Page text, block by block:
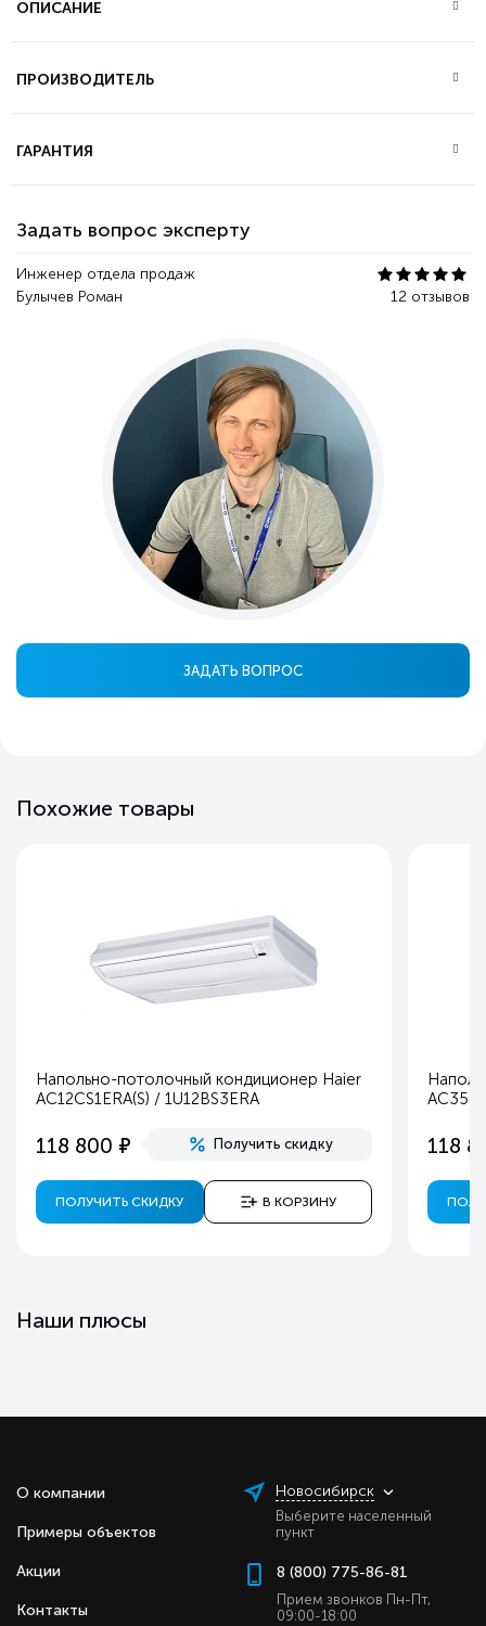
Задать вопрос эксперту
Инженер отдела продаж
Булычев Роман
12 отзывов
ЗАДАТЬ ВОПРОС
ОПИСАНИЕ
ПРОИЗВОДИТЕЛЬ
ГАРАНТИЯ
Похожие товары
Напольно-потолочный кондиционер Haier
AC12CS1ERA(S) / 1U12BS3ERA
118 800 е Получить скидку
ПОЛУЧИТЬ СКИДКУ В КОРЗИНУ
118
Наши плюсы
О компании
Примеры объектов
Акции
Контакты
Новосибирск
Выберите населенный
пункт
8 (800) 775-86-81
Прием звонков Пн-Пт,
09:00-18:00